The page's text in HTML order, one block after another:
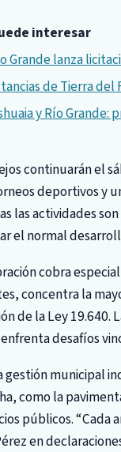
interesar
Grande lanza
de Tierra
y Río Grande:
continuarán el
deportivos y
las actividades
el normal
cobra
concentra la
de la Ley
desafíos
gestión municipal
como la
públicos.
en